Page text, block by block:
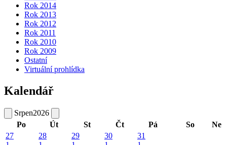
Rok 2014
Rok 2013
Rok 2012
Rok 2011
Rok 2010
Rok 2009
Ostatní
Virtuální prohlídka
Kalendář
Srpen2026
Po
Út St Čt Pá So
Ne
27
28
29
30
31